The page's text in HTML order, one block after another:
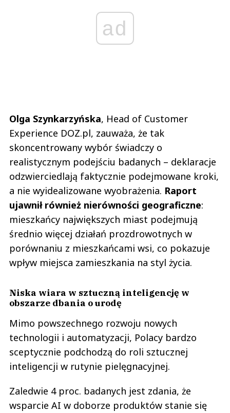
ad
Olga Szynkarzyńska, Head of Customer
Experience DOZ.pl, zauważa, że tak
skoncentrowany wybór świadczy o
realistycznym podejściu badanych – deklaracje
odzwierciedlają faktycznie podejmowane kroki,
a nie wyidealizowane wyobrażenia. Raport
ujawnił również nierówności geograficzne:
mieszkańcy największych miast podejmują
średnio więcej działań prozdrowotnych w
porównaniu z mieszkańcami wsi, co pokazuje
wpływ miejsca zamieszkania na styl życia.
Niska wiara w sztuczną inteligencję w
obszarze dbania o urodę
Mimo powszechnego rozwoju nowych
technologii i automatyzacji, Polacy bardzo
sceptycznie podchodzą do roli sztucznej
inteligencji w rutynie pielęgnacyjnej.
Zaledwie 4 proc. badanych jest zdania, że
wsparcie AI w doborze produktów stanie się